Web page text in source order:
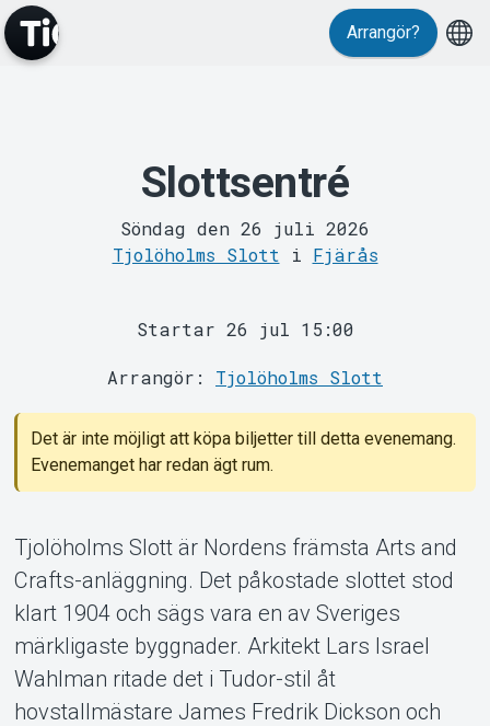
MyTickster
Support
Om Tickster
Arrangör?
Slottsentré
Söndag den 26 juli 2026
Tjolöholms Slott i Fjärås
Startar 26 jul 15:00
Arrangör: Tjolöholms Slott
Det är inte möjligt att köpa biljetter till detta evenemang.
Evenemanget har redan ägt rum.
Tjolöholms Slott är Nordens främsta Arts and
Crafts-anläggning. Det påkostade slottet stod
klart 1904 och sägs vara en av Sveriges
märkligaste byggnader. Arkitekt Lars Israel
Wahlman ritade det i Tudor-stil åt
hovstallmästare James Fredrik Dickson och